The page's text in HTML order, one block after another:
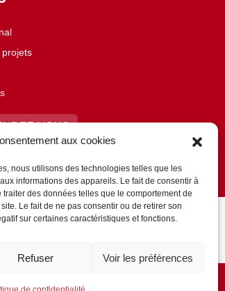
aux cookies
nous utilisons des technologies telles que les
informations des appareils. Le fait de consentir à
des données telles que le comportement de
Le fait de ne pas consentir ou de retirer son
sur certaines caractéristiques et fonctions.
Refuser Voir les préférences
projets
VOUS